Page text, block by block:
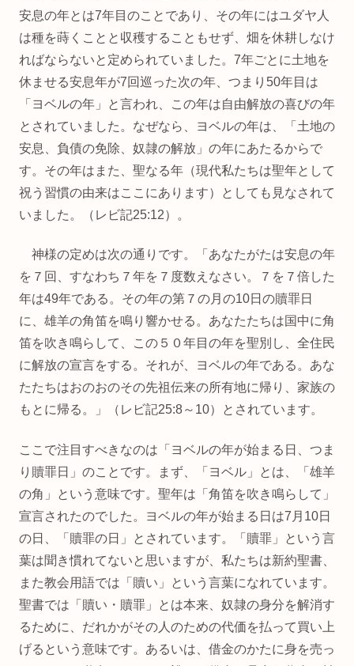
安息の年とは7年目のことであり、その年にはユダヤ人
は種を蒔くことと収穫することもせず、畑を休耕しなけ
ればならないと定められていました。7年ごとに土地を
休ませる安息年が7回巡った次の年、つまり50年目は
「ヨベルの年」と言われ、この年は自由解放の喜びの年
とされていました。なぜなら、ヨベルの年は、「土地の
安息、負債の免除、奴隷の解放」の年にあたるからで
す。その年はまた、聖なる年（現代私たちは聖年として
祝う習慣の由来はここにあります）としても見なされて
いました。（レビ記25:12）。
神様の定めは次の通りです。「あなたがたは安息の年
を７回、すなわち７年を７度数えなさい。７を７倍した
年は49年である。その年の第７の月の10日の贖罪日
に、雄羊の角笛を鳴り響かせる。あなたたちは国中に角
笛を吹き鳴らして、この５０年目の年を聖別し、全住民
に解放の宣言をする。それが、ヨベルの年である。あな
たたちはおのおのその先祖伝来の所有地に帰り、家族の
もとに帰る。」（レビ記25:8～10）とされています。
ここで注目すべきなのは「ヨベルの年が始まる日、つま
り贖罪日」のことです。まず、「ヨベル」とは、「雄羊
の角」という意味です。聖年は「角笛を吹き鳴らして」
宣言されたのでした。ヨベルの年が始まる日は7月10日
の日、「贖罪の日」とされています。「贖罪」という言
葉は聞き慣れてないと思いますが、私たちは新約聖書、
また教会用語では「贖い」という言葉になれています。
聖書では「贖い・贖罪」とは本来、奴隷の身分を解消す
るために、だれかがその人のための代価を払って買い上
げるという意味です。あるいは、借金のかたに身を売っ